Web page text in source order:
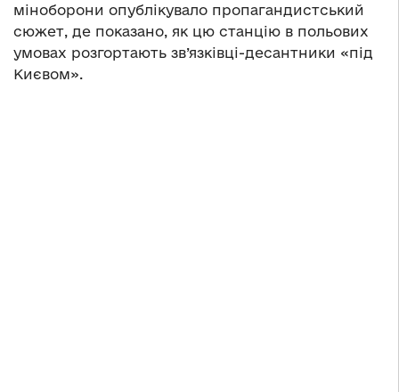
міноборони опублікувало пропагандистський
сюжет, де показано, як цю станцію в польових
умовах розгортають зв’язківці-десантники «під
Києвом».